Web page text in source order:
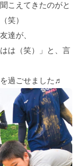
こえてきたのがと
笑）
達が、
は（笑）」と、言
過ごせました♬